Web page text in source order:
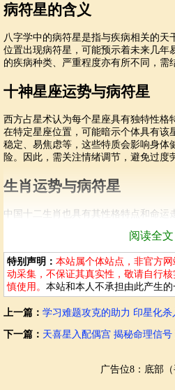
病符星的含义
八字学中的病符星是指与疾病相关的天
位置出现病符星，可能预示着未来几年
的疾病种类、严重程度亦有所不同，需
十神星座运势与病符星
西方占星术认为每个星座具有独特性格
在特定星座位置，可能暗示个体具有该
稳定、易焦虑等，这些特质会影响身体
险。因此，需关注情绪调节，避免过度
生肖运势与病符星
中国十二生肖也具有其性格特点和命运
等。这些特质会影响健康，降低免疫力
动和愤怒。
其他命理角度与病符星
除了十神星座和生肖运势，五行相生相
体五行失衡，例如肝火旺盛、情绪波动
风水调整与行为修正
阅读全文
特别声明： 本站属个体站点，非官方
动采集，不保证其真实性，敬请自行
慎使用。 本站和本人不承担由此产生的
上一篇： 学习难题攻克的助力 印星化杀
下一篇： 天喜星入配偶宫 揭秘命理信
广告位8：底部（